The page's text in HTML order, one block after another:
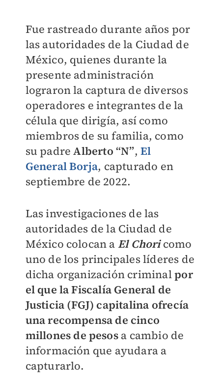
Fue rastreado durante años por
las autoridades de la Ciudad de
México, quienes durante la
presente administración
lograron la captura de diversos
operadores e integrantes de la
célula que dirigía, así como
miembros de su familia, como
su padre Alberto “N”, El
General Borja, capturado en
septiembre de 2022.
Las investigaciones de las
autoridades de la Ciudad de
México colocan a El Choricomo
uno de los principales líderes de
dicha organización criminalpor
el que la Fiscalía General de
Justicia (FGJ) capitalina ofrecía
una recompensa de cinco
millones de pesosa cambio de
información que ayudara a
capturarlo.